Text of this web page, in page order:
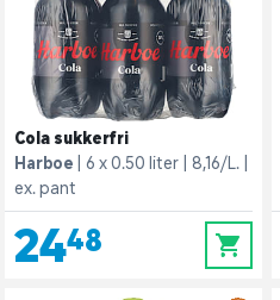
Cola sukkerfri
Harboe
6 x 0.50 liter
8,16/L.
ex. pant
24,48 0